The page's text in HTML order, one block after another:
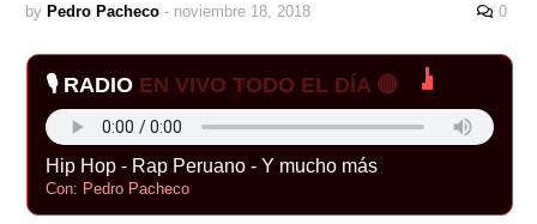
by Pedro Pacheco - noviembre 18, 2018 0
🎙️ RADIO EN VIVO TODO EL DÍA 🔴
Hip Hop - Rap Peruano - Y mucho más
Con: Pedro Pacheco